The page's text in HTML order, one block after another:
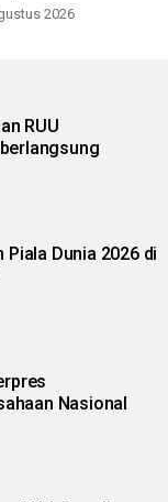
2026
RUU
Piala Dunia 2026 di
Nasional